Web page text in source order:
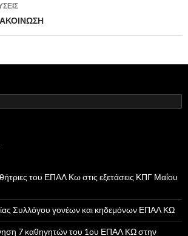
του ΕΠΑΛ Κω στις εξετάσεις ΚΠΓ Μαΐου
Συλλόγου γονέων και κηδεμόνων ΕΠΑΛ ΚΩ
7 καθηγητών του 1ου ΕΠΑΛ ΚΩ στην